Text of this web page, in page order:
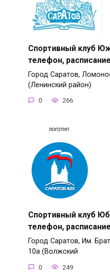
Спортивный клуб
телефон, расписание
Город Саратов,
(Ленинский район)
0 266
Спортивный клуб
телефон, расписание
Город Саратов, Им.
10а (Волжский
0 249